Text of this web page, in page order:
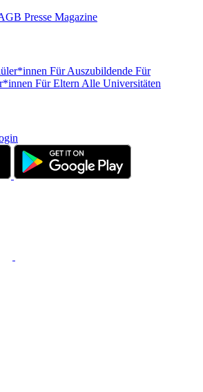
Presse Magazine
Für Auszubildende Für
Für Eltern Alle Universitäten